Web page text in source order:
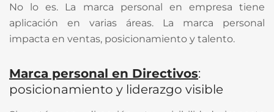
No lo es. La marca personal en empresa tiene
aplicación en varias áreas. La marca personal
impacta en ventas, posicionamiento y talento.
Marca personal en Directivos:
posicionamiento y liderazgo visible